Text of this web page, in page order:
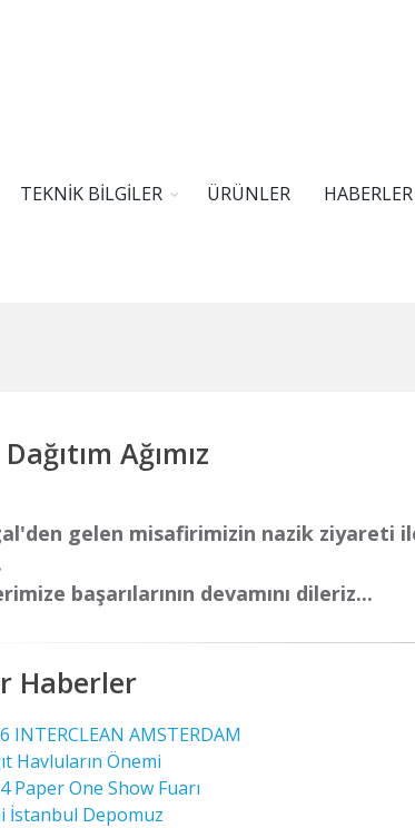
TEKNİK BİLGİLER ÜRÜNLER HABERLER
Ağımız
gelen misafirimizin nazik ziyareti
başarılarının devamını dileriz...
Haberler
INTERCLEAN AMSTERDAM
Havluların Önemi
Paper One Show Fuarı
İstanbul Depomuz